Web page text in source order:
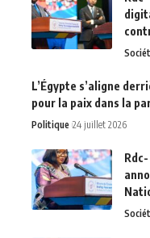
L’Égypte s’aligne
pour la paix dans la
Politique 24 juillet 2026